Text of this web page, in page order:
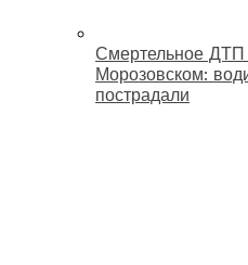
Смертельное ДТП
Морозовском:
пострадали